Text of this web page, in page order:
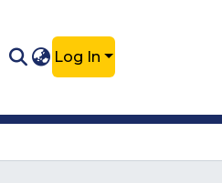
Log In